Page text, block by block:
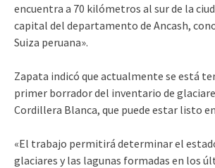
encuentra a 70 kilómetros al sur de la
capital del departamento de Ancash,
Suiza peruana».
Zapata indicó que actualmente se está
primer borrador del inventario de
Cordillera Blanca, que puede estar listo
«El trabajo permitirá determinar el
glaciares y las lagunas formadas en los